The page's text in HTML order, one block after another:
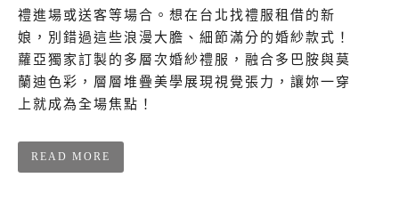
禮進場或送客等場合。想在台北找禮服租借的新
娘，別錯過這些浪漫大膽、細節滿分的婚紗款式！
蘿亞獨家訂製的多層次婚紗禮服，融合多巴胺與莫
蘭迪色彩，層層堆疊美學展現視覺張力，讓妳一穿
上就成為全場焦點！
READ MORE